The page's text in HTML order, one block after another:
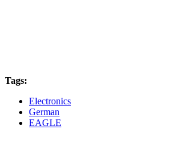
Tags:
Electronics
German
EAGLE